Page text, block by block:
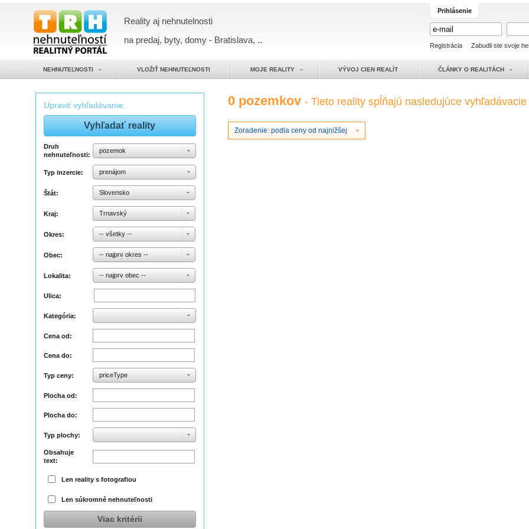
Reality aj nehnutelnosti
na predaj, byty, domy - Bratislava, ..
Prihlásenie
Registrácia Zabudli ste svoje
NEHNUTEĽNOSTI VLOŽIŤ NEHNUTEĽNOSTI MOJE REALITY VÝVOJ CIEN REALÍT ČLÁNKY O REALITÁCH
Upraviť vyhľadávanie:
Druh
nehnuteľnosti:
pozemok
Typ inzercie: prenájom
Štát: Slovensko
Kraj: Trnavský
Okres: -- všetky --
Obec: -- najprv okres --
Lokalita: -- najprv obec --
Ulica:
Kategória:
Cena od:
Cena do:
Typ ceny: priceType
Plocha od:
Plocha do:
Typ plochy:
Obsahuje
text:
Len reality s fotografiou
Len súkromné nehnuteľnosti
Viac kritérii
0 pozemkov- Tieto reality spĺňajú nasledujúce vyhľadávacie
Zoradenie: podla ceny od najnižšej